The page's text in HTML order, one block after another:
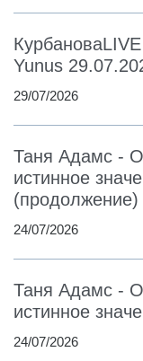
Yunus
29/07/2026
Таня Адамс -
истинное
(продолжение)
24/07/2026
Таня Адамс -
истинное
24/07/2026